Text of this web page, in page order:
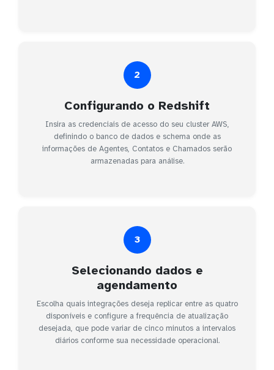
2
Configurando o Redshift
Insira as credenciais de acesso do seu cluster AWS,
definindo o banco de dados e schema onde as
informações de Agentes, Contatos e Chamados serão
armazenadas para análise.
3
Selecionando dados e
agendamento
Escolha quais integrações deseja replicar entre as quatro
disponíveis e configure a frequência de atualização
desejada, que pode variar de cinco minutos a intervalos
diários conforme sua necessidade operacional.